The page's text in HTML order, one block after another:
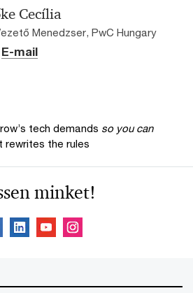
Cecília
Menedzser, PwC Hungary
E-mail
tech demands so you can
the rules
minket!